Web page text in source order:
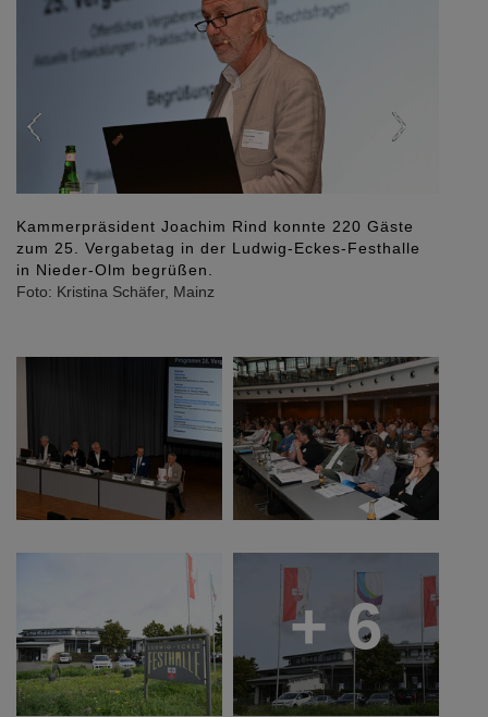
Kammerpräsident Joachim Rind konnte 220 Gäste
zum 25. Vergabetag in der Ludwig-Eckes-Festhalle
in Nieder-Olm begrüßen.
Foto: Kristina Schäfer, Mainz
+ 6